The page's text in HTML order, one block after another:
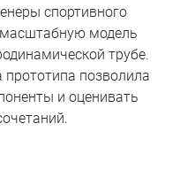
спортивного
модель
трубе.
прототипа позволила
и оценивать